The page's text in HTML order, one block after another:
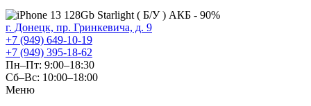
г. Донецк, пр. Гринкевича, д. 9
+7 (949) 649-10-19
+7 (949) 395-18-62
Пн–Пт: 9:00–18:30
Сб–Вс: 10:00–18:00
Меню